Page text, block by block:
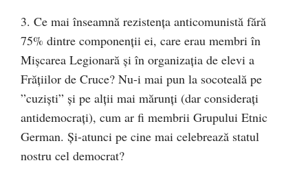
3. Ce mai înseamnă rezistența anticomunistă fără
75% dintre componenții ei, care erau membri în
Mișcarea Legionară și în organizația de elevi a
Frățiilor de Cruce? Nu-i mai pun la socoteală pe
”cuziști” și pe alții mai mărunți (dar considerați
antidemocrați), cum ar fi membrii Grupului Etnic
German. Și-atunci pe cine mai celebrează statul
nostru cel democrat?